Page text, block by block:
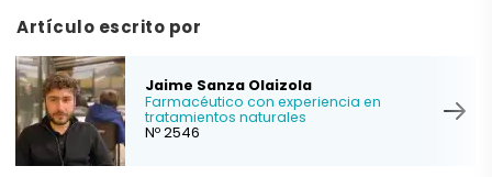
Artículo escrito por
Jaime Sanza Olaizola
Farmacéutico con experiencia en
tratamientos naturales
Nº 2546